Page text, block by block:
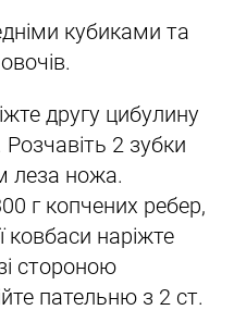
кубиками та
другу цибулину
2 зубки
леза ножа.
г копчених ребер,
ковбаси наріжте
стороною
пательню з 2 ст.